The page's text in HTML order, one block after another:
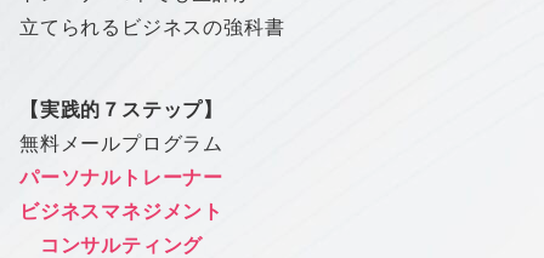
立てられるビジネスの強科書
【実践的７ステップ】
無料メールプログラム
パーソナルトレーナー
ビジネスマネジメント
コンサルティング